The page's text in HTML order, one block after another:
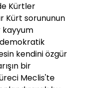
Kürtler
Kürt sorununun
kayyum
demokratik
kendini özgür
bir
Meclis'te